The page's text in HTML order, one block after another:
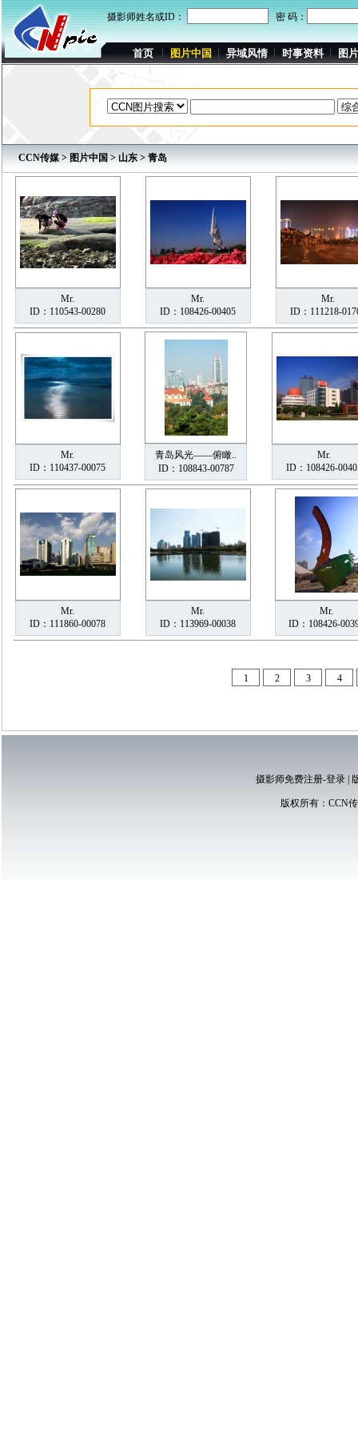
摄影师姓名或ID： 密 码：
首页 图片中国 异域风情 时事资料 图
CCN传媒 > 图片中国 > 山东 > 青岛
Mr.
ID：110543-00280
Mr.
ID：108426-00405
Mr.
ID：111218-
Mr.
ID：110437-00075
青岛风光——俯瞰..
ID：108843-00787
Mr.
ID：108426-
Mr.
ID：111860-00078
Mr.
ID：113969-00038
Mr.
ID：108426-
1 2 3 4
摄影师免费注册-登录|
版权所有： CCN